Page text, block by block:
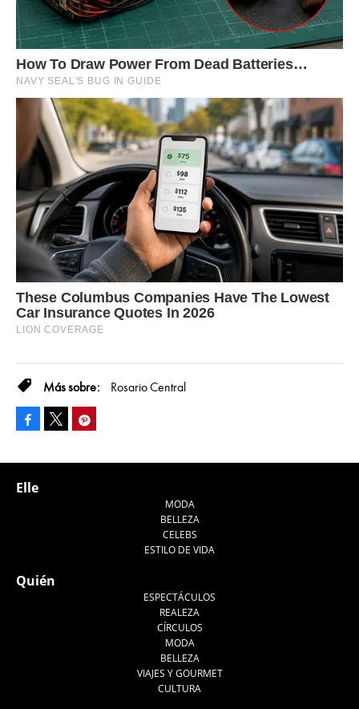
Rosario Central
Facebook
Elle
MODA
BELLEZA
CELEBS
ESTILO DE VIDA
Quién
ESPECTÁCULOS
REALEZA
CÍRCULOS
MODA
BELLEZA
VIAJES Y GOURMET
CULTURA